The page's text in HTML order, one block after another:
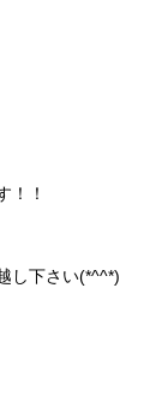
！！
し下さい(*^^*)